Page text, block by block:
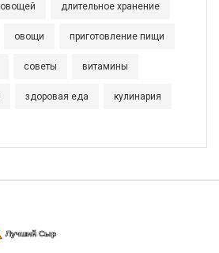
длительное хранение
овощи приготовление пищи
советы витамины
здоровая еда кулинария